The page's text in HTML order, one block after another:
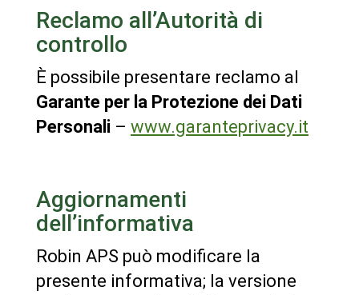
Reclamo all’Autorità di
controllo
È possibile presentare reclamo al
Garante per la Protezione dei Dati
Personali – www.garanteprivacy.it
Aggiornamenti
dell’informativa
Robin APS può modificare la
presente informativa; la versione